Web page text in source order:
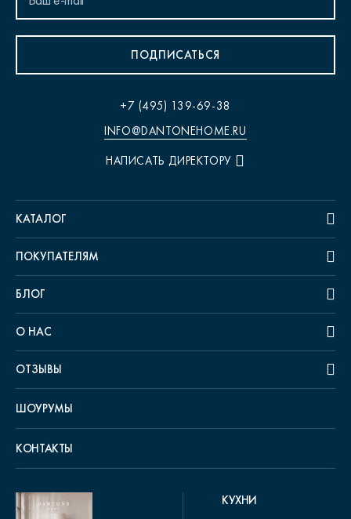
ПОДПИСАТЬСЯ
+7 (495) 139-69-38
INFO@DANTONEHOME.RU
НАПИСАТЬ ДИРЕКТОРУ
КАТАЛОГ
ПОКУПАТЕЛЯМ
БЛОГ
О НАС
ОТЗЫВЫ
ШОУРУМЫ
КОНТАКТЫ
КУХНИ